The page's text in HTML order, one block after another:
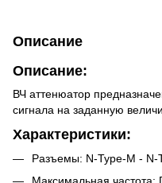
Описание
Описание:
ВЧ аттенюатор
сигнала на заданную
Характеристики:
Разъемы: N-Type-M - N-